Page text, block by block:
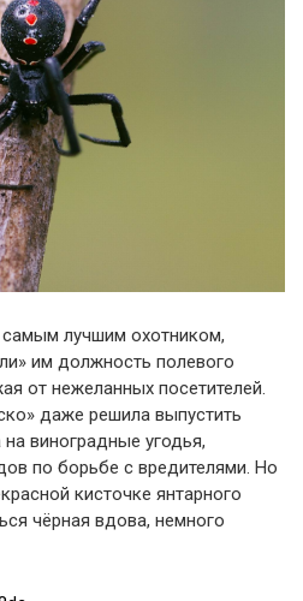
самым лучшим охотником,
им должность полевого
от нежеланных посетителей.
даже решила выпустить
виноградные угодья,
по борьбе с вредителями. Но
кисточке янтарного
чёрная вдова, немного